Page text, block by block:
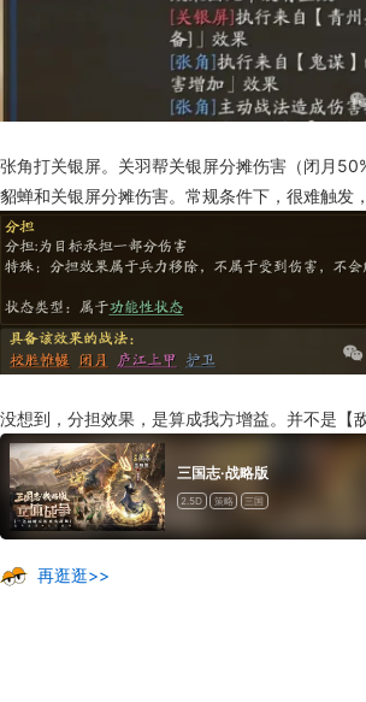
张角打关银屏。关羽帮关银屏分摊伤害（闭月
貂蝉和关银屏分摊伤害。常规条件下，很难触发
没想到，分担效果，是算成我方增益。并不是【
三国志·战略版
2.5D 策略 三国
再逛逛>>